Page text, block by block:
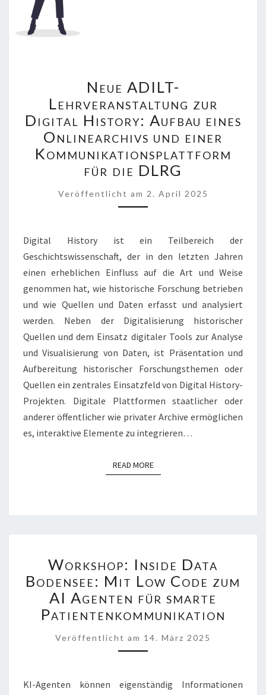
ADILT-
LEHRVERANSTALTUNG
ZUR
DIGITAL
HISTORY:
AUFBAU
EINES
ONLINEARCHIVS
UND
EINER
DIE
DLRG
Neue ADILT-
Lehrveranstaltung zur
Digital History: Aufbau eines
Onlinearchivs und einer
Kommunikationsplattform
für die DLRG
Veröffentlicht am 2. April 2025
Digital History ist ein Teilbereich der
Geschichtswissenschaft, der in den letzten Jahren
einen erheblichen Einfluss auf die Art und Weise
genommen hat, wie historische Forschung betrieben
und wie Quellen und Daten erfasst und analysiert
werden. Neben der Digitalisierung historischer
Quellen und dem Einsatz digitaler Tools zur Analyse
und Visualisierung von Daten, ist Präsentation und
Aufbereitung historischer Forschungsthemen oder
Quellen ein zentrales Einsatzfeld von Digital History-
Projekten. Digitale Plattformen staatlicher oder
anderer öffentlicher wie privater Archive ermöglichen
es, interaktive Elemente zu integrieren…
READ MOREREAD MORE
INSIDE
DATA
BODENSEE:
MIT
LOW
ZUM
AI
FÜR
Workshop: Inside Data
Bodensee: Mit Low Code zum
AI Agenten für smarte
Patientenkommunikation
Veröffentlicht am 14. März 2025
KI-Agenten können eigenständig Informationen